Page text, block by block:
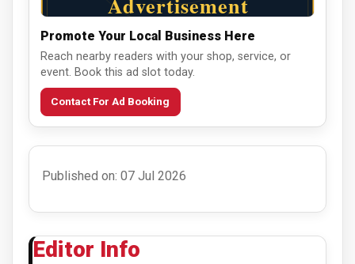
Promote Your Local Business Here
Reach nearby readers with your shop, service, or
event. Book this ad slot today.
Contact For Ad Booking
Published on: 07 Jul 2026
Editor Info